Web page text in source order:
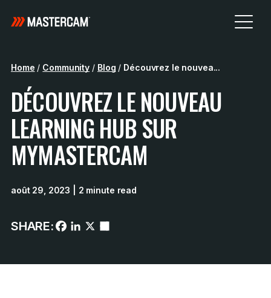
Home / Community / Blog / Découvrez le nouvea...
DÉCOUVREZ LE NOUVEAU
LEARNING HUB SUR
MYMASTERCAM
août 29, 2023 | 2 minute read
SHARE: